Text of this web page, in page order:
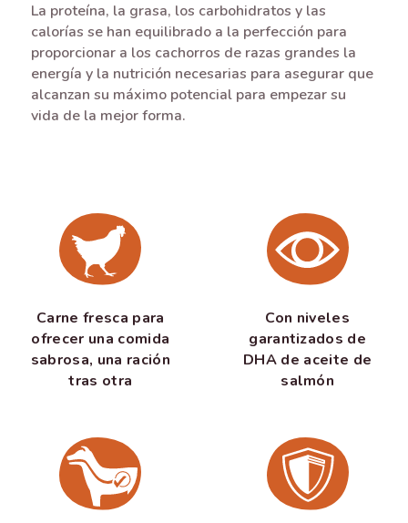
La proteína, la grasa, los carbohidratos y las
calorías se han equilibrado a la perfección para
proporcionar a los cachorros de razas grandes la
energía y la nutrición necesarias para asegurar que
alcanzan su máximo potencial para empezar su
vida de la mejor forma.
Carne fresca para
ofrecer una comida
sabrosa, una ración
tras otra
Con niveles
garantizados de
DHA de aceite de
salmón